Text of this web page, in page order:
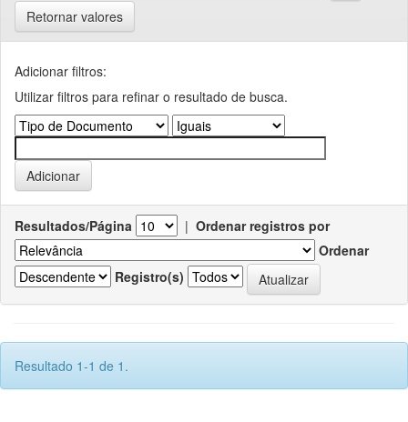
Retornar valores
Adicionar filtros:
Utilizar filtros para refinar o resultado de busca.
Resultados/Página | Ordenar registros por
Ordenar
Registro(s)
Resultado 1-1 de 1.